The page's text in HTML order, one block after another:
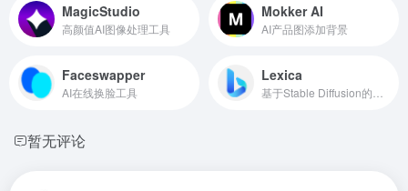
MagicStudio
高颜值AI图像处理工具
Mokker AI
AI产品图添加背景
Faceswapper
AI在线换脸工具
Lexica
暂无评论